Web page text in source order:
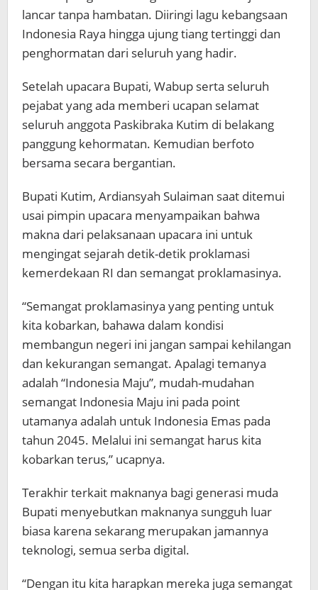
lancar tanpa hambatan. Diiringi lagu kebangsaan
Indonesia Raya hingga ujung tiang tertinggi dan
penghormatan dari seluruh yang hadir.
Setelah upacara Bupati, Wabup serta seluruh
pejabat yang ada memberi ucapan selamat
seluruh anggota Paskibraka Kutim di belakang
panggung kehormatan. Kemudian berfoto
bersama secara bergantian.
Bupati Kutim, Ardiansyah Sulaiman saat ditemui
usai pimpin upacara menyampaikan bahwa
makna dari pelaksanaan upacara ini untuk
mengingat sejarah detik-detik proklamasi
kemerdekaan RI dan semangat proklamasinya.
“Semangat proklamasinya yang penting untuk
kita kobarkan, bahawa dalam kondisi
membangun negeri ini jangan sampai kehilangan
dan kekurangan semangat. Apalagi temanya
adalah “Indonesia Maju”, mudah-mudahan
semangat Indonesia Maju ini pada point
utamanya adalah untuk Indonesia Emas pada
tahun 2045. Melalui ini semangat harus kita
kobarkan terus,” ucapnya.
Terakhir terkait maknanya bagi generasi muda
Bupati menyebutkan maknanya sungguh luar
biasa karena sekarang merupakan jamannya
teknologi, semua serba digital.
“Dengan itu kita harapkan mereka juga semangat